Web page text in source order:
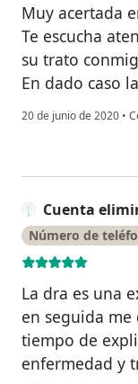
Muy acertada
Te escucha
su trato
En dado caso
20 de junio de 2020 •
Cuenta
Número de
La dra es una
en seguida
tiempo de
enfermedad y